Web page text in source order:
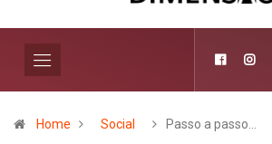
Home Social Passo a passo…